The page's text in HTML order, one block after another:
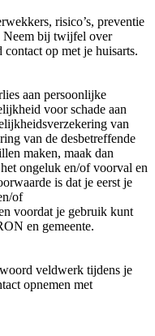
risico’s, preventie
Neem bij twijfel over
contact op met je huisarts.
aan persoonlijke
voor schade aan
van
van de desbetreffende
maken, maak dan
ongeluk en/of voorval en
is dat je eerst je
of
voordat je gebruik kunt
en gemeente.
veldwerk tijdens je
opnemen met